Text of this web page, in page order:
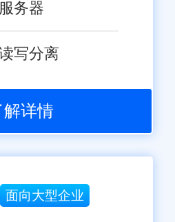
务器
写分离
解详情
面向大型企业